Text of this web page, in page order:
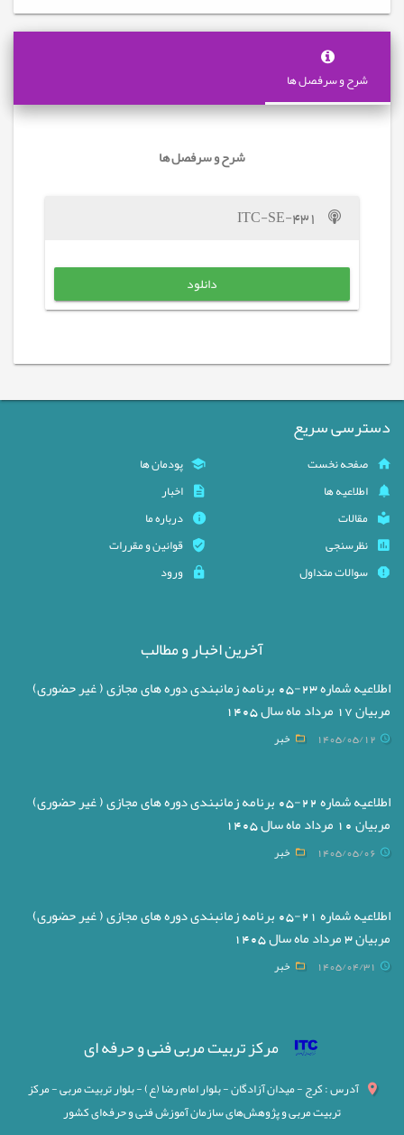
شرح و سرفصل ها
شرح و سرفصل ها
دانلود
دسترسی سریع
صفحه نخست
پودمان ها
اطلاعیه ها
اخبار
مقالات
درباره ما
نظرسنجی
قوانین و مقررات
سوالات متداول
ورود
آخرین اخبار و مطالب
اطلاعیه شماره 23-05 برنامه زمانبندی دوره های مجازی ( غیر حضوری)
مربیان 17 مرداد ماه سال 1405
1405/05/12 خبر
اطلاعیه شماره 22-05 برنامه زمانبندی دوره های مجازی ( غیر حضوری)
مربیان 10 مرداد ماه سال 1405
1405/05/06 خبر
اطلاعیه شماره 21-05 برنامه زمانبندی دوره های مجازی ( غیر حضوری)
مربیان 3 مرداد ماه سال 1405
1405/04/31 خبر
مرکز تربیت مربی فنی و حرفه ای
آدرس : کرج - میدان آزادگان - بلوار امام رضا (ع) - بلوار تربیت مربی - مرکز
تربیت مربی و پژوهش‌های سازمان آموزش فنی و حرفه‌ای کشور